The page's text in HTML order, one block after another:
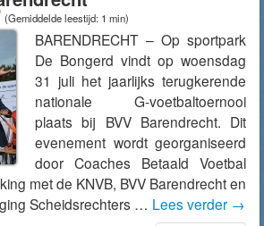
(Gemiddelde leestijd: 1 min)
BARENDRECHT – Op sportpark
De Bongerd vindt op woensdag
31 juli het jaarlijks terugkerende
nationale G-voetbaltoernooi
plaats bij BVV Barendrecht. Dit
evenement wordt georganiseerd
door Coaches Betaald Voetbal
met de KNVB, BVV Barendrecht en
Scheidsrechters … Lees verder →